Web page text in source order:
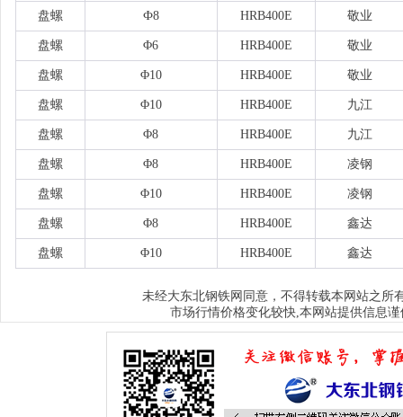
盘螺 Ф8 HRB400E 敬业
盘螺 Φ6 HRB400E 敬业
盘螺 Φ10 HRB400E 敬业
盘螺 Φ10 HRB400E 九江
盘螺 Φ8 HRB400E 九江
盘螺 Φ8 HRB400E 凌钢
盘螺 Φ10 HRB400E 凌钢
盘螺 Φ8 HRB400E 鑫达
盘螺 Φ10 HRB400E 鑫达
未经大东北钢铁网 同意，不得转载本网站之所
市场行情价格变化较快,本网站提供信息